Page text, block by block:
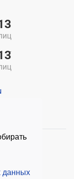
данных